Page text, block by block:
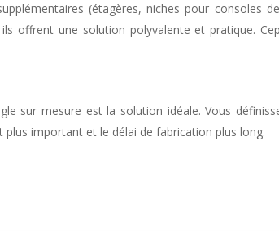
(étagères, niches pour consoles
offrent une solution polyvalente et pratique.
sur mesure est la solution idéale. Vous
important et le délai de fabrication plus long.